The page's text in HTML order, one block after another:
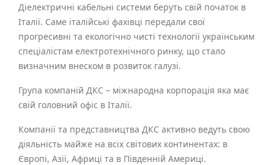
Діелектричні кабельні системи беруть свій початок в
Італії. Саме італійські фахівці передали свої
прогресивні та екологічно чисті технології українським
спеціалістам електротехнічного ринку, що стало
визначним внеском в розвиток галузі.
Група компаній ДКС – міжнародна корпорація яка має
свій головний офіс в Італії.
Компанії та представництва ДКС активно ведуть свою
діяльність майже на всіх світових континентах: в
Європі, Азії, Африці та в Південній Америці.